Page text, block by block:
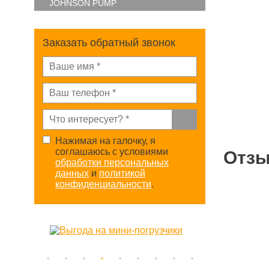
JOHNSON PUMP
Заказать обратный звонок
Нажимая на галочку, я
соглашаюсь с условиями
обработки персональных
данных и политикой
конфиденциальности.